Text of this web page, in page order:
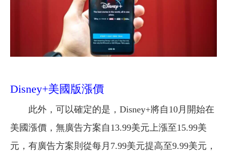
Disney+美國版漲價
此外，可以確定的是，Disney+將自10月開始在
美國漲價，無廣告方案自13.99美元上漲至15.99美
元，有廣告方案則從每月7.99美元提高至9.99美元，